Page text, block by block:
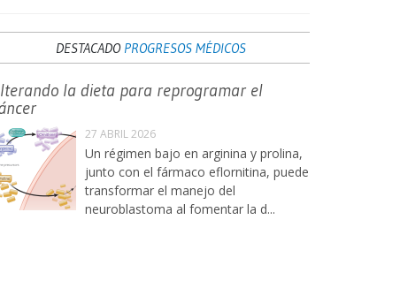
DESTACADO PROGRESOS MÉDICOS
la dieta para reprogramar el
27 ABRIL 2026
Un régimen bajo en arginina y prolina,
junto con el fármaco eflornitina, puede
transformar el manejo del
neuroblastoma al fomentar la d...